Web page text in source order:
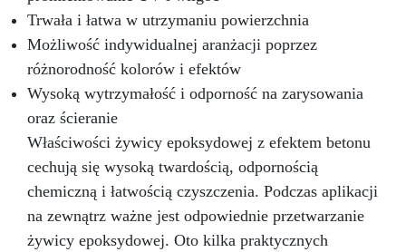
Trwała i łatwa w utrzymaniu powierzchnia
Możliwość indywidualnej aranżacji poprzez
różnorodność kolorów i efektów
Wysoką wytrzymałość i odporność na zarysowania
oraz ścieranie
Właściwości żywicy epoksydowej z efektem betonu
cechują się wysoką twardością, odpornością
chemiczną i łatwością czyszczenia. Podczas aplikacji
na zewnątrz ważne jest odpowiednie przetwarzanie
żywicy epoksydowej. Oto kilka praktycznych